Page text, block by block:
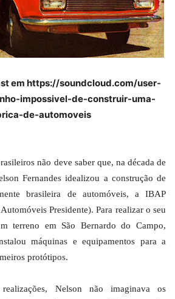
em https://soundcloud.com/user-
impossivel-de-construir-uma-
de-automoveis
não deve saber que, na década de
Fernandes idealizou a construção de
brasileira de automóveis, a IBAP
Presidente). Para realizar o seu
terreno em São Bernardo do Campo,
máquinas e equipamentos para a
protótipos.
Nelson não imaginava os